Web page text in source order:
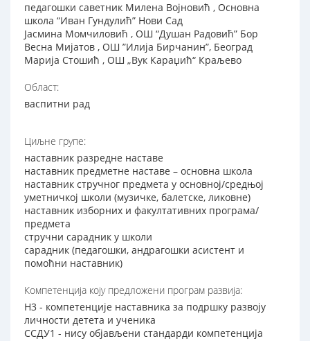
педагошки саветник Милена Војновић , Основна
школа “Иван Гундулић” Нови Сад
Јасмина Момчиловић , ОШ “Душан Радовић” Бор
Весна Мијатов , ОШ ”Илија Бирчанин”, Београд
Марија Стошић , ОШ „Вук Караџић“ Краљево
Област:
васпитни рад
Циљне групе:
наставник разредне наставе
наставник предметне наставе – основна школа
наставник стручног предмета у основној/средњој
уметничкој школи (музичке, балетске, ликовне)
наставник изборних и факултативних програма/
предмета
стручни сарадник у школи
сарадник (педагошки, андрагошки асистент и
помоћни наставник)
Компетенција коју предложени програм развија:
Н3 - компетенције наставника за подршку развоју
личности детета и ученика
ССДУ1 - нису објављени стандарди компетенција